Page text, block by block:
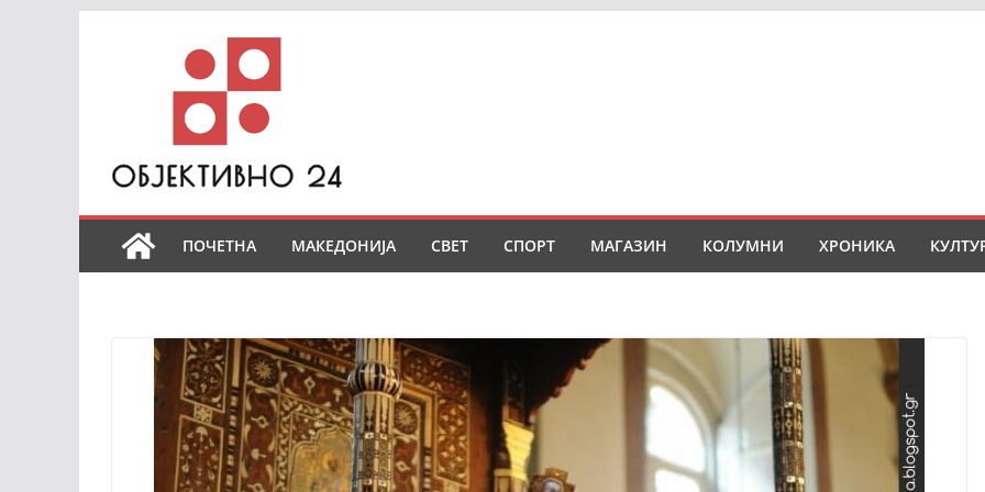
ПОЧЕТНА МАКЕДОНИЈА СВЕТ СПОРТ МАГАЗИН КОЛУМНИ ХРОНИКА